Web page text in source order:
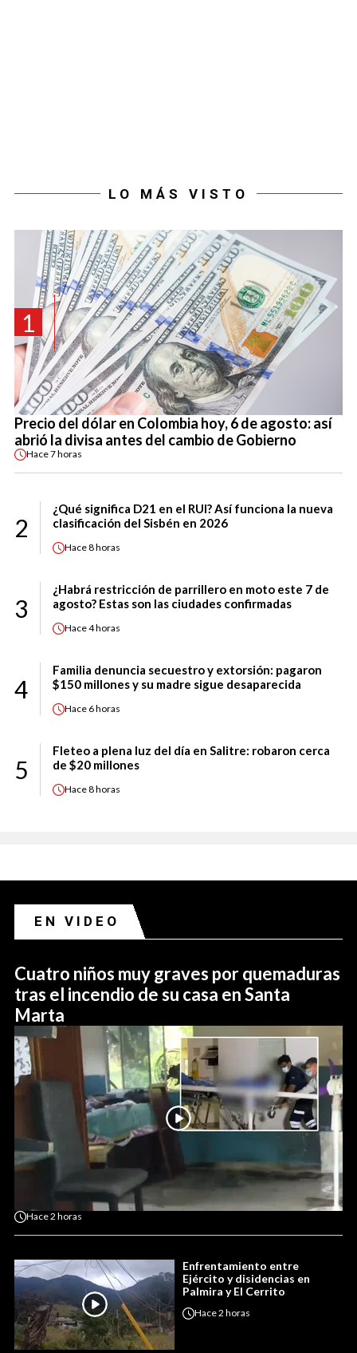
LO MÁS VISTO
1
Precio del dólar en Colombia hoy, 6 de agosto: así
abrió la divisa antes del cambio de Gobierno
Hace7 horas
2
¿Qué significa D21 en el RUI? Así funciona la nueva
clasificación del Sisbén en 2026
Hace8 horas
3
¿Habrá restricción de parrillero en moto este 7 de
agosto? Estas son las ciudades confirmadas
Hace4 horas
4
Familia denuncia secuestro y extorsión: pagaron
$150 millones y su madre sigue desaparecida
Hace 6 horas
5
Fleteo a plena luz del día en Salitre: robaron cerca
de $20 millones
Hace8 horas
EN VIDEO
Cuatro niños muy graves por quemaduras
tras el incendio de su casa en Santa
Marta
Hace2 horas
Enfrentamiento entre
Ejército y disidencias en
Palmira y El Cerrito
Hace2 horas